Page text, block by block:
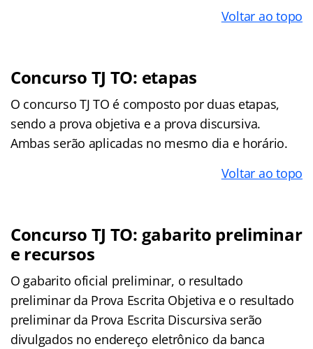
Voltar ao topo
Concurso TJ TO: etapas
O concurso TJ TO é composto por duas etapas,
sendo a prova objetiva e a prova discursiva.
Ambas serão aplicadas no mesmo dia e horário.
Voltar ao topo
Concurso TJ TO: gabarito preliminar
e recursos
O gabarito oficial preliminar, o resultado
preliminar da Prova Escrita Objetiva e o resultado
preliminar da Prova Escrita Discursiva serão
divulgados no endereço eletrônico da banca